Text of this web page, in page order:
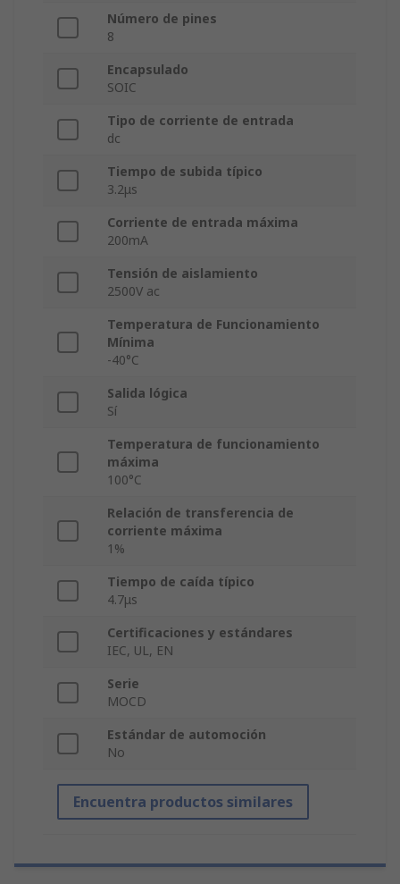
Número de pines
8
Encapsulado
SOIC
Tipo de corriente de entrada
dc
Tiempo de subida típico
3.2μs
Corriente de entrada máxima
200mA
Tensión de aislamiento
2500V ac
Temperatura de Funcionamiento
Mínima
-40°C
Salida lógica
Sí
Temperatura de funcionamiento
máxima
100°C
Relación de transferencia de
corriente máxima
1%
Tiempo de caída típico
4.7μs
Certificaciones y estándares
IEC, UL, EN
Serie
MOCD
Estándar de automoción
No
Encuentra productos similares